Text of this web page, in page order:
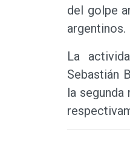
del golpe
argentinos.
La
Sebastián
la